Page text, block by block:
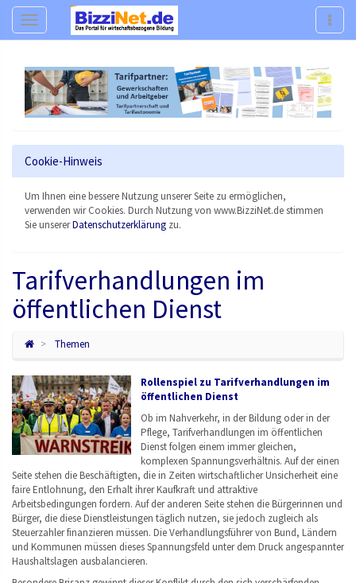
Navigation
Cookie-Hinweis
Um Ihnen eine bessere Nutzung unserer Seite zu ermöglichen,
verwenden wir Cookies. Durch Nutzung von www.BizziNet.de stimmen
Sie unsererDatenschutzerklärung zu.
Tarifverhandlungen im
öffentlichen Dienst
Themen
Rollenspiel zu Tarifverhandlungen im
öffentlichen Dienst
Ob im Nahverkehr, in der Bildung oder in der
Pflege, Tarifverhandlungen im öffentlichen
Dienst folgen einem immer gleichen,
komplexen Spannungsverhältnis. Auf der einen
Seite stehen die Beschäftigten, die in Zeiten wirtschaftlicher Unsicherheit eine
faire Entlohnung, den Erhalt ihrer Kaufkraft und attraktive
Arbeitsbedingungen fordern. Auf der anderen Seite stehen die Bürgerinnen und
Bürger, die diese Dienstleistungen täglich nutzen, sie jedoch zugleich als
Steuerzahler finanzieren müssen. Die Verhandlungsführer von Bund, Ländern
und Kommunen müssen dieses Spannungsfeld unter dem Druck angespannter
Haushaltslagen ausbalancieren.